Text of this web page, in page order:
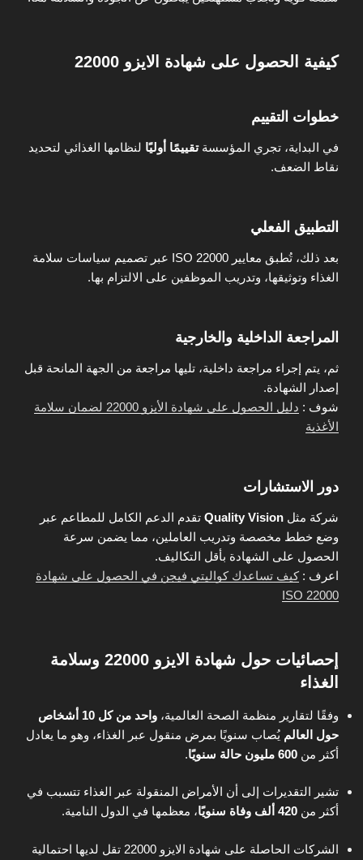
كيفية الحصول على شهادة الايزو 22000
خطوات التقييم
في البداية، تجري المؤسسةتقييمًا أوليًا لنظامها الغذائي لتحديد
نقاط الضعف.
التطبيق الفعلي
بعد ذلك، تُطبق معايير ISO 22000 عبر تصميم سياسات سلامة
الغذاء وتوثيقها، وتدريب الموظفين على الالتزام بها.
المراجعة الداخلية والخارجية
ثم، يتم إجراء مراجعة داخلية، تليها مراجعة من الجهة المانحة قبل
إصدار الشهادة.
شوف :
دليل الحصول على شهادة الأيزو 22000 لضمان سلامة
الأغذية
دور الاستشارات
شركة مثل Quality Vision تقدم الدعم الكامل للمطاعم عبر
وضع خطط مخصصة وتدريب العاملين، مما يضمن سرعة
الحصول على الشهادة بأقل التكاليف.
اعرف :كيف تساعدك كواليتي فيجن في الحصول على شهادة
ISO 22000
إحصائيات حول شهادة الايزو 22000 وسلامة
الغذاء
وفقًا لتقارير منظمة الصحة العالمية،
واحد من كل 10 أشخاص
حول العالم يُصاب سنويًا بمرض منقول عبر الغذاء، وهو ما يعادل
أكثر من 600 مليون حالة سنويًا .
تشير التقديرات إلى أن الأمراض المنقولة عبر الغذاء تتسبب في
أكثر من 420 ألف وفاة سنويًا ، معظمها في الدول النامية.
الشركات الحاصلة على شهادة الايزو 22000 تقل لديها احتمالية